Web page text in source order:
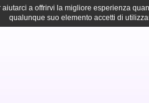
a offrirvi la migliore esperienza
qualunque suo elemento accetti di